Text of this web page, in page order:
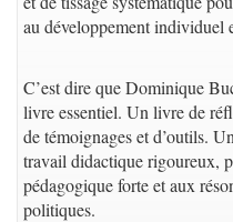
au développement individuel
C’est dire que Dominique
livre essentiel. Un livre de
de témoignages et d’outils.
travail didactique rigoureux,
pédagogique forte et aux
politiques.